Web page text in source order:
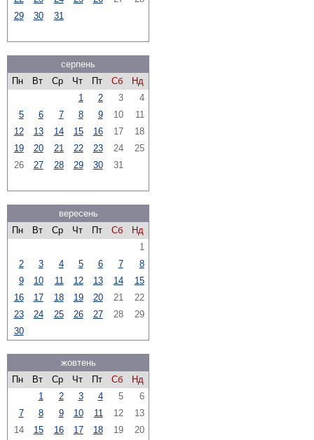
29
30 31
серпень
Пн
Вт Ср Чт Пт Сб
Нд
1
2 3
4
5
6 7 8 9 10
11
12
13 14 15 16 17
18
19
20 21 22 23 24
25
26
27 28 29 30 31
вересень
Пн
Вт Ср Чт Пт Сб
Нд
1
2
3 4 5 6 7
8
9
10 11 12 13 14
15
16
17 18 19 20 21
22
23
24 25 26 27 28
29
30
жовтень
Пн
Вт Ср Чт Пт Сб
Нд
1
2 3 4 5
6
7
8 9 10 11 12
13
14
15 16 17 18 19
20